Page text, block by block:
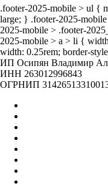
.footer-2025-mobile > ul {
large; } .footer-2025-
2025-mobile > .footer-
2025-mobile > a > li {
width: 0.25rem; border-
ИП Осипян Владимир
ИНН 263012996843
ОГРНИП